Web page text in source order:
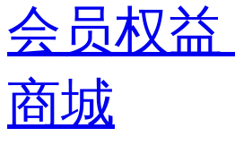
会员权益
商城